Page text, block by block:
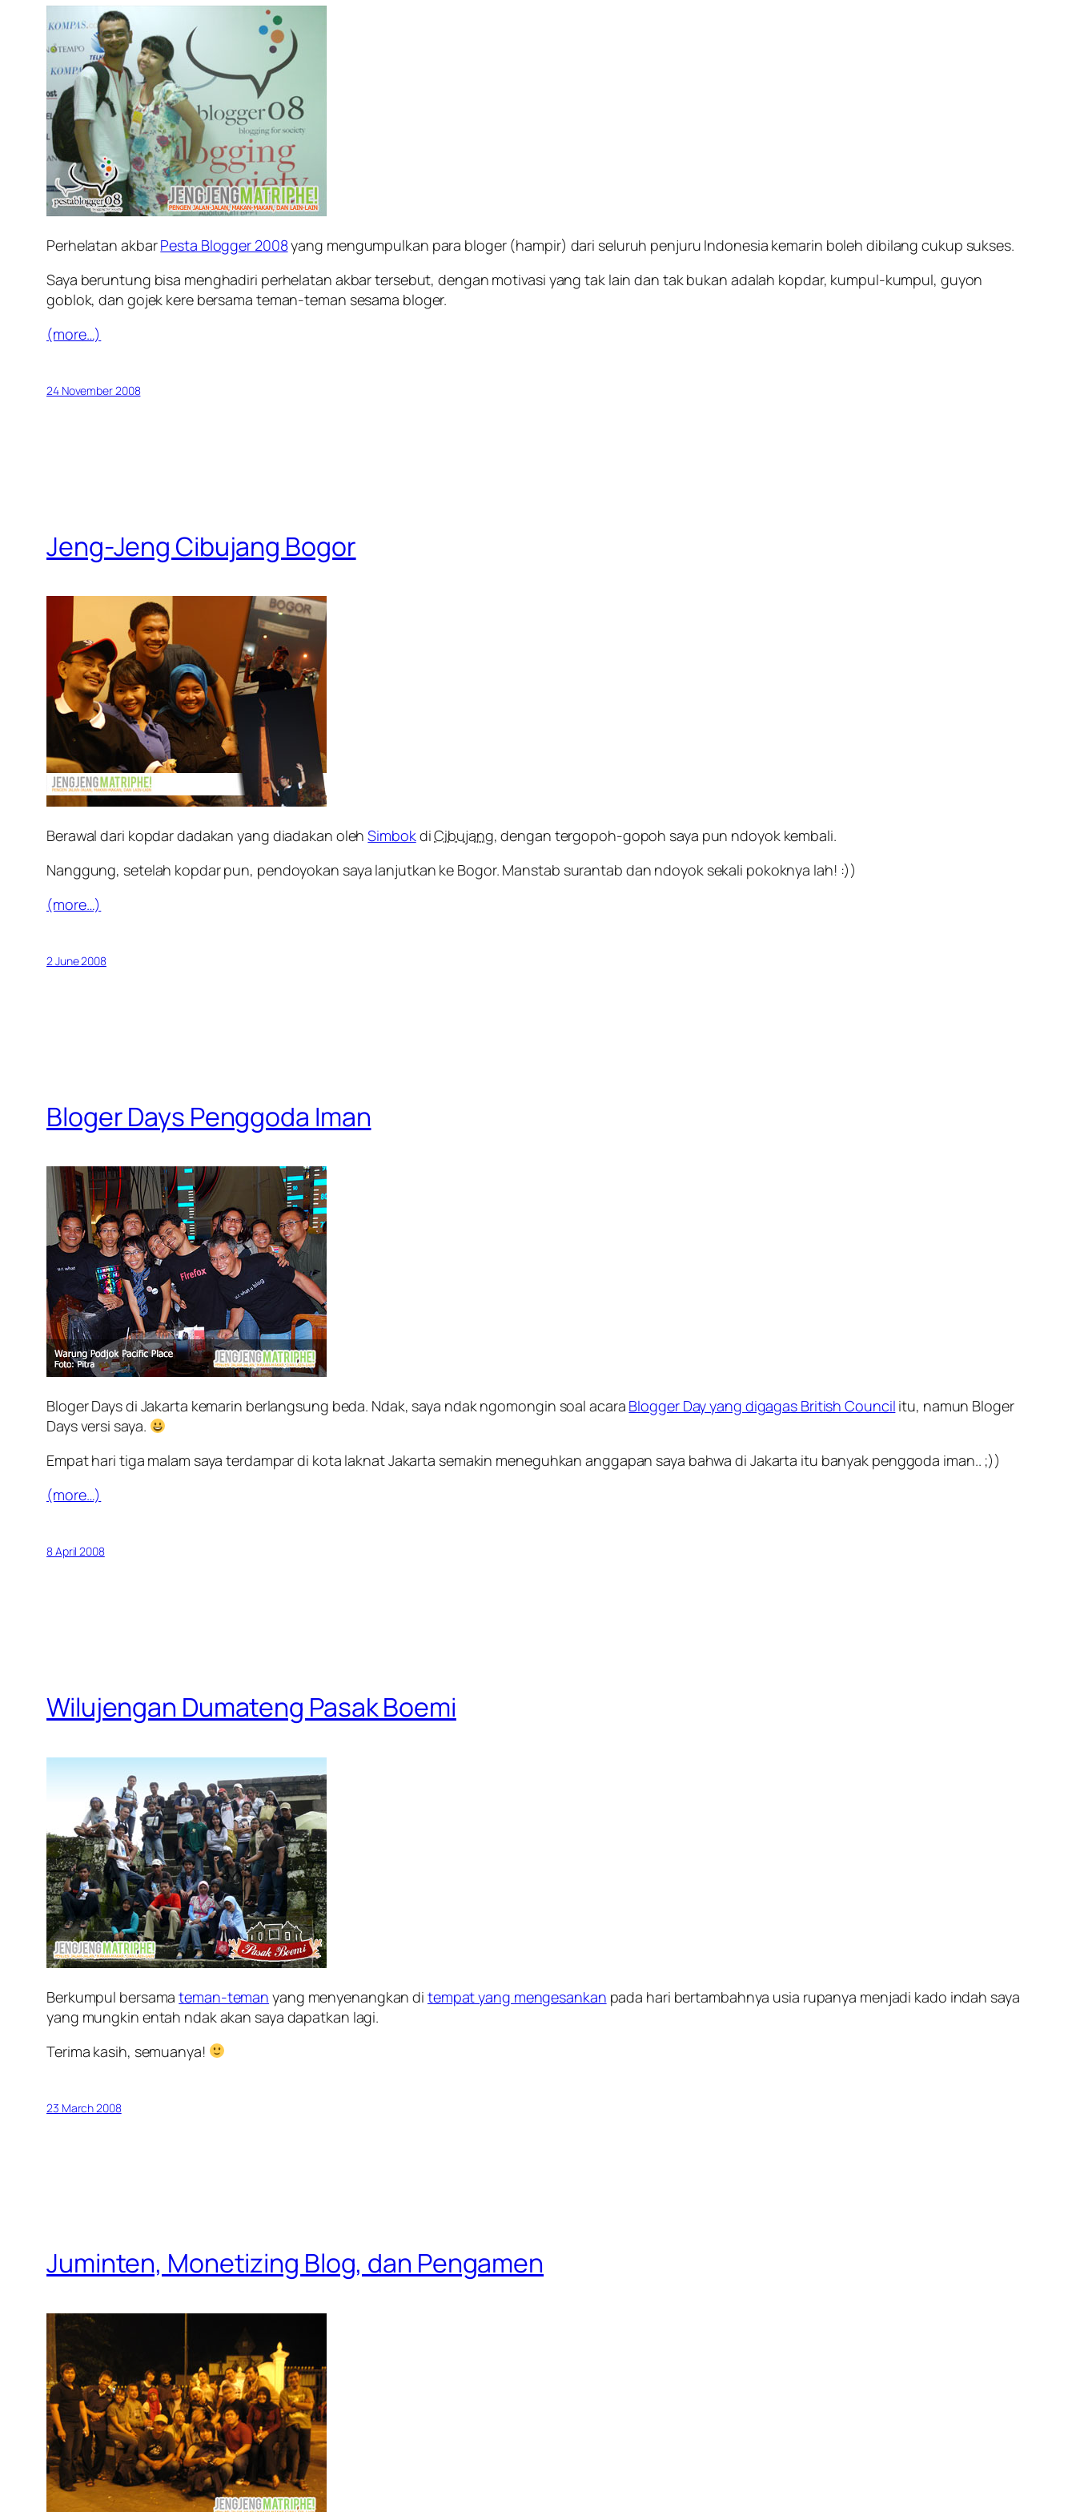
Perhelatan akbarPesta Blogger 2008yang mengumpulkan para bloger (hampir) dari seluruh penjuru Indonesia kemarin boleh dibilang cukup sukses.
Saya beruntung bisa menghadiri perhelatan akbar tersebut, dengan motivasi yang tak lain dan tak bukan adalah kopdar, kumpul-kumpul, guyon
goblok, dan gojek kere bersama teman-teman sesama bloger.
(more…)
24 November 2008
Jeng-Jeng Cibujang Bogor
Berawal dari kopdar dadakan yang diadakan olehSimbokdiCibujang, dengan tergopoh-gopoh saya pun ndoyok kembali.
Nanggung, setelah kopdar pun, pendoyokan saya lanjutkan ke Bogor. Manstab surantab dan ndoyok sekali pokoknya lah! :))
(more…)
2 June 2008
Bloger Days Penggoda Iman
Bloger Days di Jakarta kemarin berlangsung beda. Ndak, saya ndak ngomongin soal acara Blogger Day yang digagas British Council itu, namun Bloger
Days versi saya.
Empat hari tiga malam saya terdampar di kota laknat Jakarta semakin meneguhkan anggapan saya bahwa di Jakarta itu banyak penggoda iman.. ;))
(more…)
8 April 2008
Wilujengan Dumateng Pasak Boemi
Berkumpul bersamateman-teman yang menyenangkan di tempat yang mengesankan pada hari bertambahnya usia rupanya menjadi kado indah saya
yang mungkin entah ndak akan saya dapatkan lagi.
Terima kasih, semuanya!
23 March 2008
Juminten, Monetizing Blog, dan Pengamen